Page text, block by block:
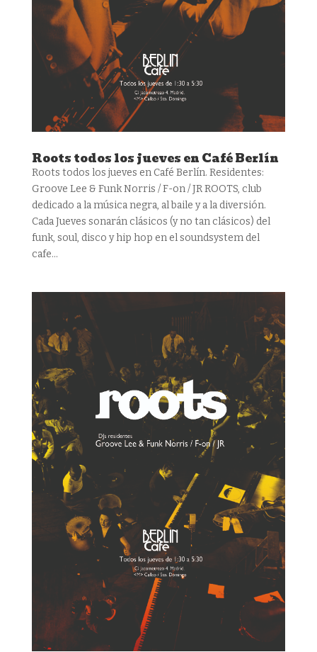
Roots todos los jueves en Café Berlín
Roots todos los jueves en Café Berlín. Residentes:
Groove Lee & Funk Norris / F-on / JR ROOTS, club
dedicado a la música negra, al baile y a la diversión.
Cada Jueves sonarán clásicos (y no tan clásicos) del
funk, soul, disco y hip hop en el soundsystem del
cafe...